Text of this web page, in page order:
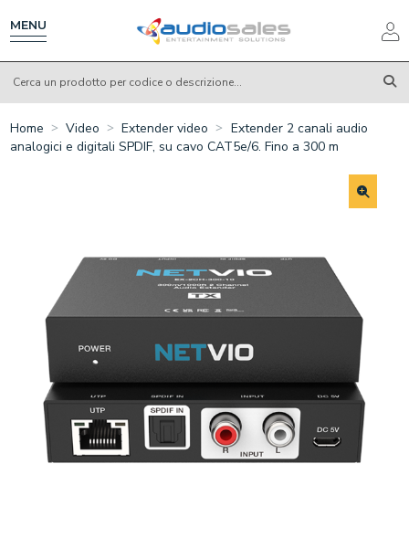
contenuto
principale
MENU
Home Video Extender video
Extender 2 canali audio
analogici e digitali SPDIF, su cavo CAT5e/6. Fino a 300 m